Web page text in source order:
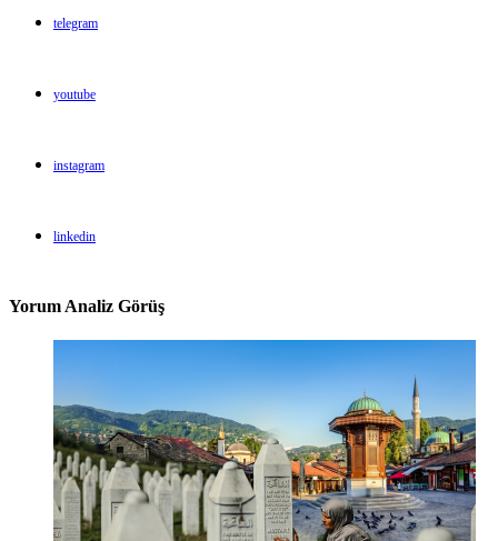
telegram
youtube
instagram
linkedin
Yorum Analiz Görüş